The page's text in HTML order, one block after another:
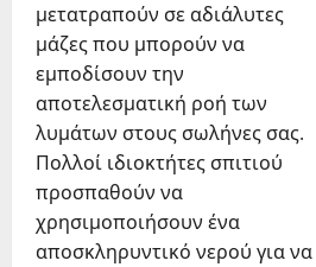
μετατραπούν σε αδιάλυτες
μάζες που μπορούν να
εμποδίσουν την
αποτελεσματική ροή των
λυμάτων στους σωλήνες σας.
Πολλοί ιδιοκτήτες σπιτιού
προσπαθούν να
χρησιμοποιήσουν ένα
αποσκληρυντικό νερού για να